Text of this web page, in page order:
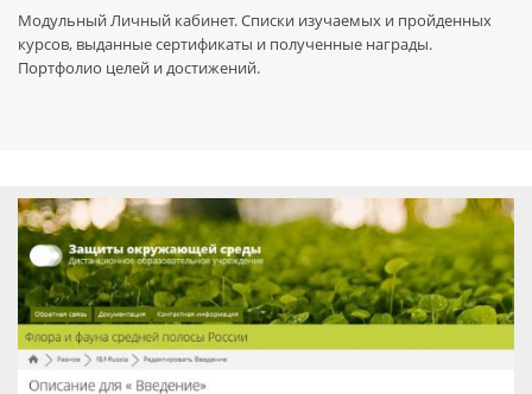
Модульный Личный кабинет. Списки изучаемых и пройденных
курсов, выданные сертификаты и полученные награды.
Портфолио целей и достижений.